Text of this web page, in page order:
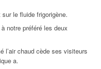
le fluide frigorigène.
notre préféré les deux
l’air chaud cède ses visiteurs
a.